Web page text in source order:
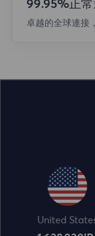
99.95%正常
卓越的全球連接
United